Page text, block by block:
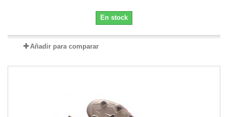
En stock
Añadir para comparar